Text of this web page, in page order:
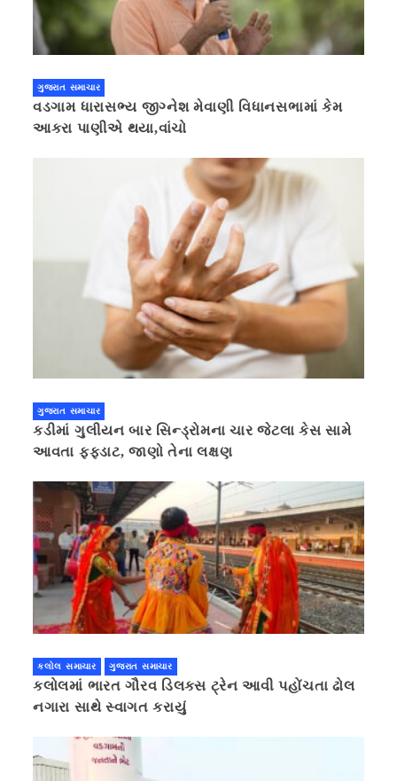
ગુજરાત સમાચાર
વડગામ ધારાસભ્ય જીગ્નેશ મેવાણી વિધાનસભામાં કેમ
આકરા પાણીએ થયા,વાંચો
ગુજરાત સમાચાર
કડીમાં ગુલીયન બાર સિન્ડ્રોમના ચાર જેટલા કેસ સામે
આવતા ફફડાટ, જાણો તેના લક્ષણ
કલોલ સમાચાર ગુજરાત સમાચાર
કલોલમાં ભારત ગૌરવ ડિલક્સ ટ્રેન આવી પહોંચતા ઢોલ
નગારા સાથે સ્વાગત કરાયું